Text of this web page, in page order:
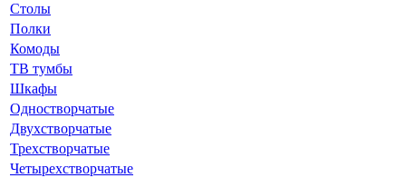
Столы
Полки
Комоды
ТВ тумбы
Шкафы
Одностворчатые
Двухстворчатые
Трехстворчатые
Четырехстворчатые